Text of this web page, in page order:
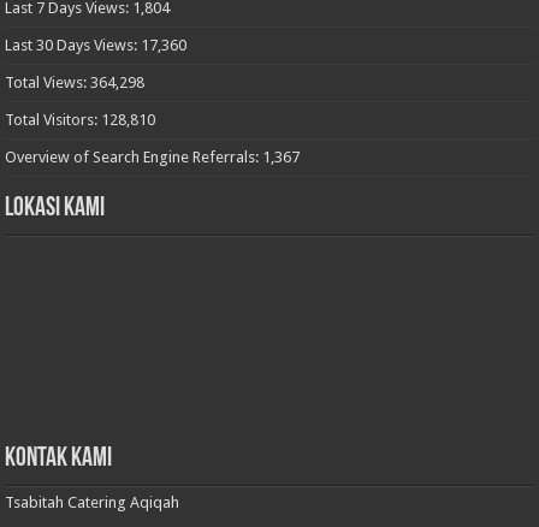
Last 7 Days Views: 1,804
Last 30 Days Views: 17,360
Total Views:364,298
Total Visitors: 128,810
Overview of Search Engine Referrals: 1,367
Lokasi Kami
Kontak Kami
Tsabitah Catering Aqiqah